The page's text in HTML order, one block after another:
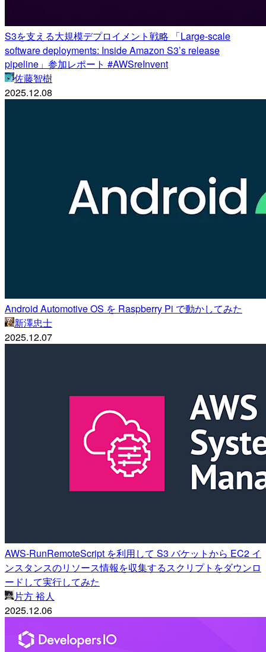
S3を支える大規模デプロイメント戦略 「Large-scale
software deployments: Inside Amazon S3’s release
pipeline」参加レポート #AWSreInvent
佐藤智樹
2025.12.08
Android Automotive OS を Raspberry Pi で動かしてみた
新澤忠士
2025.12.07
AWS-RunRemoteScript を利用して S3 バケットから EC2 イ
ンスタンスのリソース情報を収集するスクリプトをダウンロ
ードして実行してみた
片方 裕人
2025.12.06